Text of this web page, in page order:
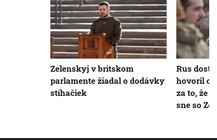
Zelenskyj v britskom
parlamente žiadal o dodávky
stíhačiek
Rus
hovoril o
za to, že
sne so